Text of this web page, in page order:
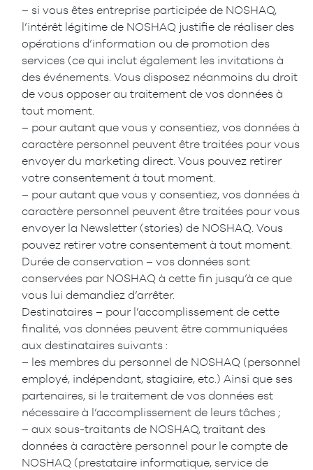
– si vous êtes entreprise participée de NOSHAQ,
l’intérêt légitime de NOSHAQ justifie de réaliser des
opérations d’information ou de promotion des
services (ce qui inclut également les invitations à
des événements. Vous disposez néanmoins du droit
de vous opposer au traitement de vos données à
tout moment.
– pour autant que vous y consentiez, vos données à
caractère personnel peuvent être traitées pour vous
envoyer du marketing direct. Vous pouvez retirer
votre consentement à tout moment.
– pour autant que vous y consentiez, vos données à
caractère personnel peuvent être traitées pour vous
envoyer la Newsletter (stories) de NOSHAQ. Vous
pouvez retirer votre consentement à tout moment.
Durée de conservation – vos données sont
conservées par NOSHAQ à cette fin jusqu’à ce que
vous lui demandiez d’arrêter.
Destinataires – pour l’accomplissement de cette
finalité, vos données peuvent être communiquées
aux destinataires suivants :
– les membres du personnel de NOSHAQ (personnel
employé, indépendant, stagiaire, etc.) Ainsi que ses
partenaires, si le traitement de vos données est
nécessaire à l’accomplissement de leurs tâches ;
– aux sous-traitants de NOSHAQ, traitant des
données à caractère personnel pour le compte de
NOSHAQ (prestataire informatique, service de